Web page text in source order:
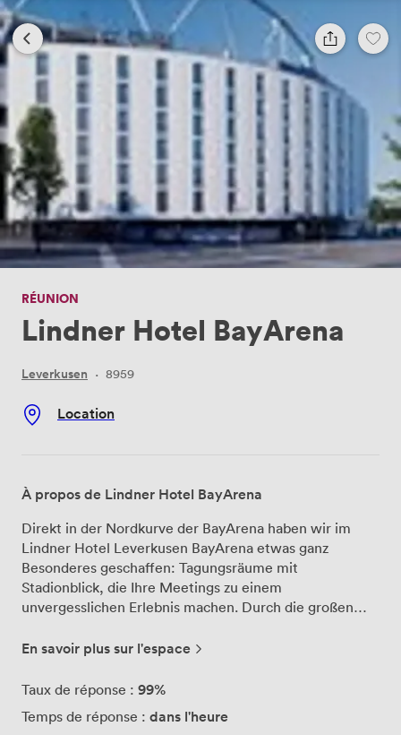
RÉUNION
Lindner Hotel BayArena
Leverkusen · 8959
Location
À propos de Lindner Hotel BayArena
Direkt in der Nordkurve der BayArena haben wir im
Lindner Hotel Leverkusen BayArena etwas ganz
Besonderes geschaffen: Tagungsräume mit
Stadionblick, die Ihre Meetings zu einem
unvergesslichen Erlebnis machen. Durch die großen
den heiligen Rasen von Bayer 04 – ein Panorama, das
acht multifunktionalen Tagungsräume bieten Platz für
Präsentationstechnik ausgestattet. Ob Sie eine kleine
En savoir plus sur l'espace
Taux de réponse : 99%
Temps de réponse : dans l'heure